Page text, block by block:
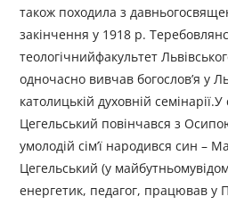
також походила з
закінчення у 1918 р.
теологічнийфакультет
одночасно вивчав богослов’я у
католицькій духовній
Цегельський повінчався з
умолодій сім’ї народився син –
Цегельський (у
енергетик, педагог, працював у